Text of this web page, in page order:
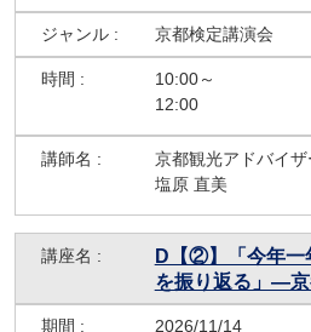
京都検定講演会
10:00～
12:00
京都観光アドバイザ
塩原 直美
D【②】「今年一
を振り返る」―
2026/11/14